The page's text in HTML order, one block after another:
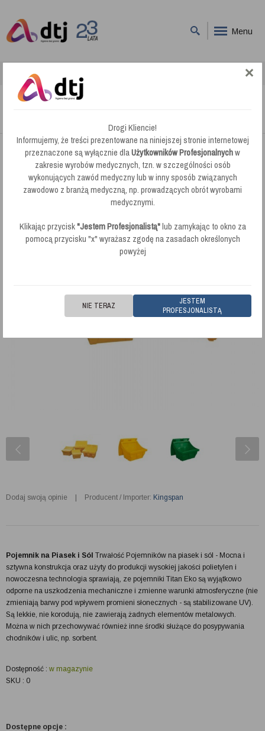
Menu
Dodaj swoją opinie Producent / Importer: Kingspan
Pojemnik na Piasek i Sól Trwałość Pojemników na piasek i sól - Mocna i
sztywna konstrukcja oraz użyty do produkcji wysokiej jakości polietylen i
nowoczesna technologia sprawiają, ze pojemniki Titan Eko są wyjątkowo
odporne na uszkodzenia mechaniczne i zmienne warunki atmosferyczne (nie
zmieniają barwy pod wpływem promieni słonecznych - są stabilizowane UV).
Są lekkie, nie korodują, nie zawierają żadnych elementów metalowych.
Można w nich przechowywać również inne środki służące do posypywania
chodników i ulic, np. sorbent.
Dostępność : w magazynie
SKU : 0
Dostępne opcje :
Drogi Kliencie!
Informujemy, że treści prezentowane na niniejszej stronie internetowej
przeznaczone są wyłącznie dlaUżytkowników Profesjonalnychw
zakresie wyrobów medycznych, tzn. w szczególności osób
wykonujących zawód medyczny lub w inny sposób związanych
zawodowo z branżą medyczną, np. prowadzących obrót wyrobami
medycznymi.
Klikając przycisk"Jestem Profesjonalistą"lub zamykając to okno za
pomocą przycisku "x" wyrażasz zgodę na zasadach określonych
powyżej
JESTEM
PROFESJONALISTĄ
NIE TERAZ